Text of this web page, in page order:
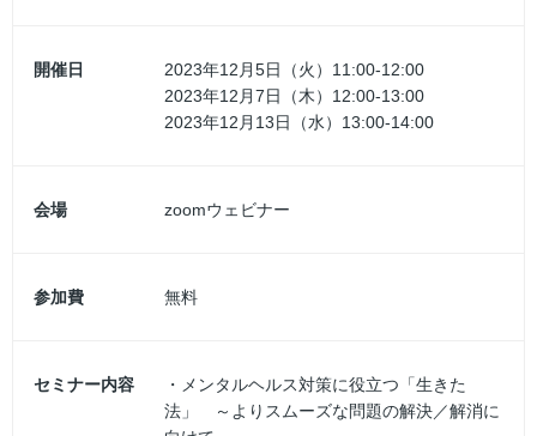
開催日
2023年12月5日（火）11:00-12:00
2023年12月7日（木）12:00-13:00
2023年12月13日（水）13:00-14:00
会場 zoomウェビナー
参加費 無料
セミナー内容
・メンタルヘルス対策に役立つ「生きた
法」 ～よりスムーズな問題の解決／解消に